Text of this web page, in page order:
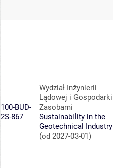
100-BUD-
2S-867
Wydział Inżynierii
Lądowej i Gospodarki
Zasobami
Sustainability in the
Geotechnical Industry
(od 2027-03-01)